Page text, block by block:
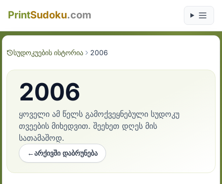
PrintSudoku.com
სუდოკუების ისტორია 2006
2006
ყოველი ამ წელს გამოქვეყნებული სუდოკუ
თვეების მიხედვით. შეეხეთ დღეს მის
სათამაშოდ.
←არქივში დაბრუნება